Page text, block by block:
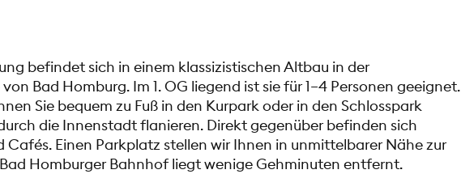
befindet sich in einem klassizistischen Altbau in der
Bad Homburg. Im 1. OG liegend ist sie für 1–4 Personen geeignet.
Sie bequem zu Fuß in den Kurpark oder in den Schlosspark
die Innenstadt flanieren. Direkt gegenüber befinden sich
Cafés. Einen Parkplatz stellen wir Ihnen in unmittelbarer Nähe zur
Homburger Bahnhof liegt wenige Gehminuten entfernt.